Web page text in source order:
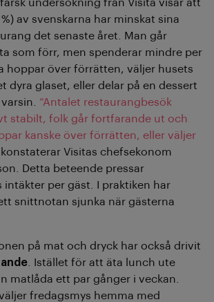
färsk undersökning från Visita visar att
av svenskarna har minskat sina
det senaste året. Man går
som förr, men spenderar mindre per
hoppar över förrätten, väljer husets
dyra glaset, eller delar på en dessert
“Antalet restaurangbesök
stabilt, folk går fortfarande ut och
kanske över förrätten, eller väljer
konstaterar Visitas chefsekonom
Detta beteende pressar
intäkter per gäst. I praktiken har
snittnotan sjunka när gästerna
på mat och dryck har också drivit
. Istället för att äta lunch ute
matlåda ett par gånger i veckan.
fredagsmys hemma med